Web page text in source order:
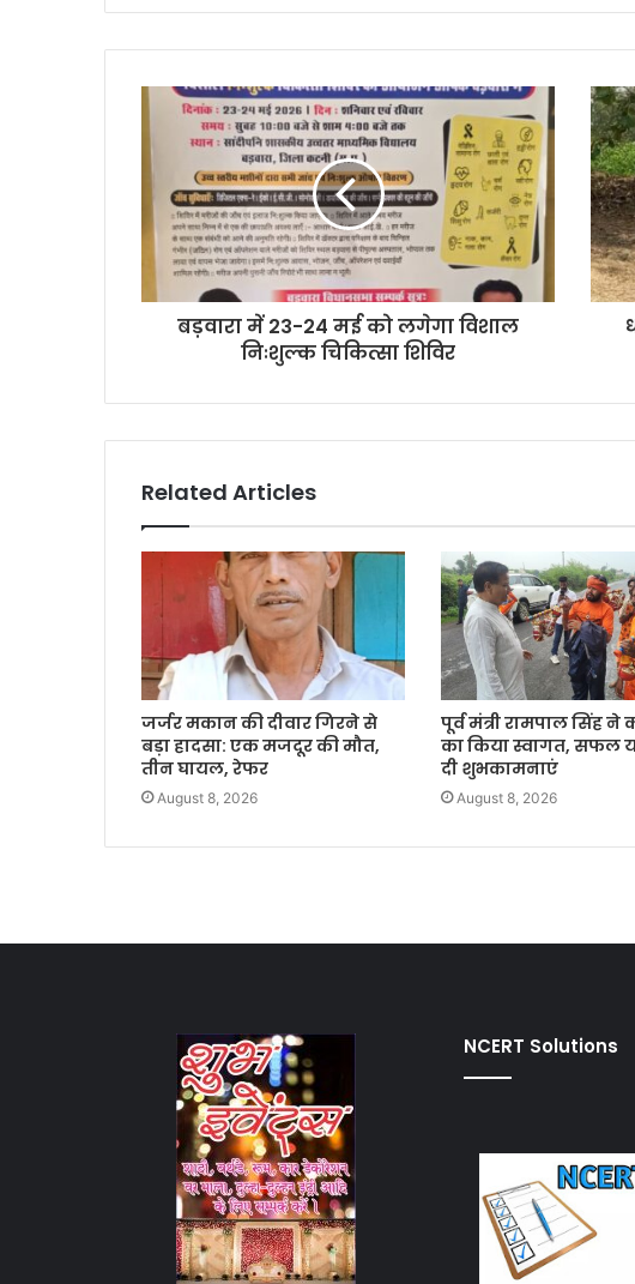
बड़वारा में 23-24 मई को लगेगा विशाल
निःशुल्क चिकित्सा शिविर
Related Articles
जर्जर मकान की दीवार गिरने से
बड़ा हादसा: एक मजदूर की मौत,
तीन घायल, रेफर
August 8, 2026
पूर्व मंत्री रामपाल सिंह ने
का किया स्वागत, सफल
दी शुभकामनाएं
August 8, 2026
NCERT Solutions